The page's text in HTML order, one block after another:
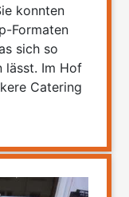
konnten
Formaten
sich so
lässt. Im Hof
Catering